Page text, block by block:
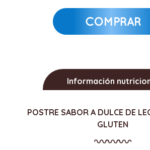
Información
POSTRE SABOR A DULCE DE
GLUTEN